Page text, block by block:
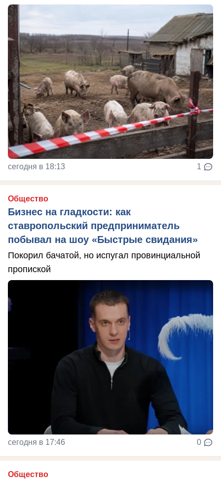
сегодня в 18:13 1
Общество
Бизнес на гладкости: как
ставропольский предприниматель
побывал на шоу «Быстрые свидания»
Покорил бачатой, но испугал провинциальной
пропиской
сегодня в 17:46 0
Общество